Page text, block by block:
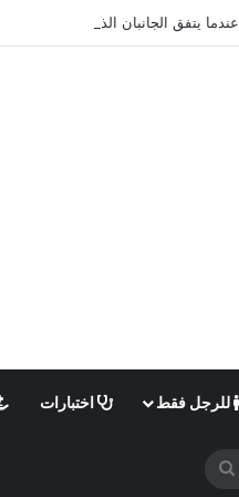
عندما يتفق الجانبان الذكوري والأنثوي
للرجل فقط اختبارات
بحث